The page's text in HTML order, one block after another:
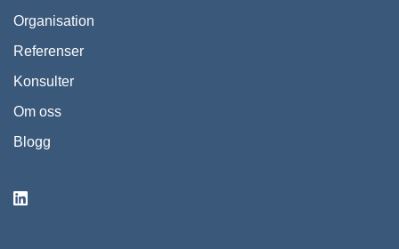
Organisation
Referenser
Konsulter
Om oss
Blogg